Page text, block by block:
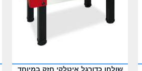
שולחן כדורגל איטלקי חזק במיוחד